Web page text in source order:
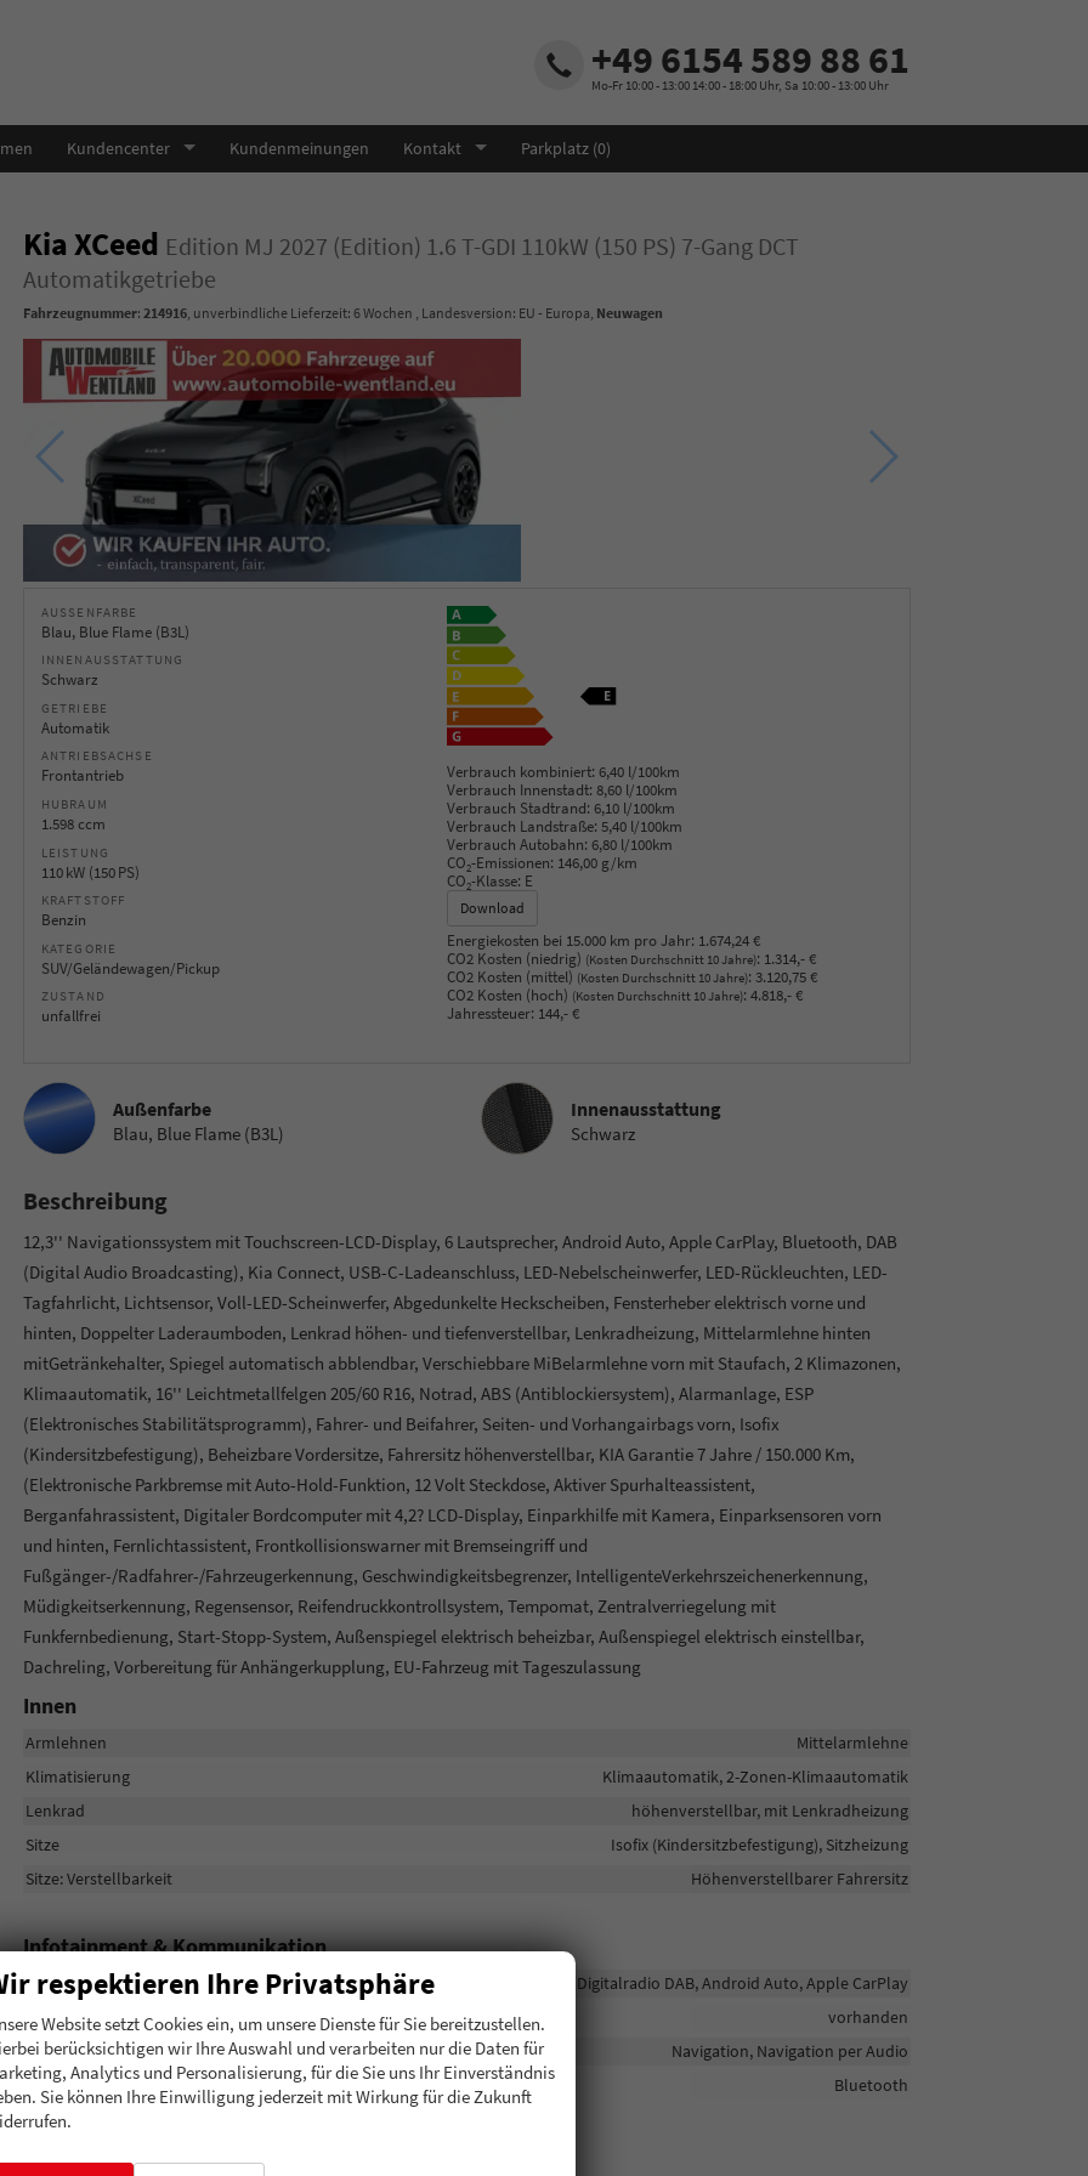
+49 6154 589 88 61
Mo-Fr 10:00 - 13:00 14:00 - 18:00 Uhr, Sa 10:00 - 13:00 Uhr
Kundencenter Kundenmeinungen Kontakt Parkplatz (0)
Kia XCeed Edition MJ 2027 (Edition) 1.6 T-GDI 110kW (150 PS) 7-Gang DCT
Automatikgetriebe
Fahrzeugnummer: 214916, unverbindliche Lieferzeit: 6 Wochen , Landesversion: EU - Europa, Neuwagen
AUSSENFARBE
Blau, Blue Flame (B3L)
INNENAUSSTATTUNG
Schwarz
GETRIEBE
Automatik
ANTRIEBSACHSE
Frontantrieb
HUBRAUM
1.598 ccm
LEISTUNG
110 kW (150 PS)
KRAFTSTOFF
Benzin
KATEGORIE
SUV/Geländewagen/Pickup
ZUSTAND
unfallfrei
Verbrauch kombiniert: 6,40 l/100km
Verbrauch Innenstadt: 8,60 l/100km
Verbrauch Stadtrand: 6,10 l/100km
Verbrauch Landstraße: 5,40 l/100km
Verbrauch Autobahn: 6,80 l/100km
CO2-Emissionen: 146,00 g/km
CO2-Klasse: E
Download
Energiekosten bei 15.000 km pro Jahr: 1.674,24 €
CO2 Kosten (niedrig) (Kosten Durchschnitt 10 Jahre): 1.314,- €
CO2 Kosten (mittel) (Kosten Durchschnitt 10 Jahre): 3.120,75 €
CO2 Kosten (hoch) (Kosten Durchschnitt 10 Jahre): 4.818,- €
Jahressteuer: 144,- €
Außenfarbe
Blau, Blue Flame (B3L)
Innenausstattung
Innenausstattung
Schwarz
Beschreibung
12,3'' Navigationssystem mit Touchscreen-LCD-Display, 6 Lautsprecher, Android Auto, Apple CarPlay, Bluetooth, DAB
(Digital Audio Broadcasting), Kia Connect, USB-C-Ladeanschluss, LED-Nebelscheinwerfer, LED-Rückleuchten, LED-
Tagfahrlicht, Lichtsensor, Voll-LED-Scheinwerfer, Abgedunkelte Heckscheiben, Fensterheber elektrisch vorne und
hinten, Doppelter Laderaumboden, Lenkrad höhen- und tiefenverstellbar, Lenkradheizung, Mittelarmlehne hinten
mitGetränkehalter, Spiegel automatisch abblendbar, Verschiebbare MiBelarmlehne vorn mit Staufach, 2 Klimazonen,
Klimaautomatik, 16'' Leichtmetallfelgen 205/60 R16, Notrad, ABS (Antiblockiersystem), Alarmanlage, ESP
(Elektronisches Stabilitätsprogramm), Fahrer- und Beifahrer, Seiten- und Vorhangairbags vorn, Isofix
(Kindersitzbefestigung), Beheizbare Vordersitze, Fahrersitz höhenverstellbar, KIA Garantie 7 Jahre / 150.000 Km,
(Elektronische Parkbremse mit Auto-Hold-Funktion, 12 Volt Steckdose, Aktiver Spurhalteassistent,
Berganfahrassistent, Digitaler Bordcomputer mit 4,2? LCD-Display, Einparkhilfe mit Kamera, Einparksensoren vorn
und hinten, Fernlichtassistent, Frontkollisionswarner mit Bremseingriff und
Fußgänger-/Radfahrer-/Fahrzeugerkennung, Geschwindigkeitsbegrenzer, IntelligenteVerkehrszeichenerkennung,
Müdigkeitserkennung, Regensensor, Reifendruckkontrollsystem, Tempomat, Zentralverriegelung mit
Funkfernbedienung, Start-Stopp-System, Außenspiegel elektrisch beheizbar, Außenspiegel elektrisch einstellbar,
Dachreling, Vorbereitung für Anhängerkupplung, EU-Fahrzeug mit Tageszulassung
Innen
Armlehnen
Mittelarmlehne
Klimatisierung
Klimaautomatik, 2-Zonen-Klimaautomatik
Lenkrad
höhenverstellbar, mit Lenkradheizung
Sitze
Isofix (Kindersitzbefestigung), Sitzheizung
Sitze: Verstellbarkeit
Höhenverstellbarer Fahrersitz
Infotainment & Kommunikation
Audioanlage
Digitalradio DAB, Android Auto, Apple CarPlay
Bordcomputer
vorhanden
Navigationssystem
Navigation, Navigation per Audio
Telefon
Bluetooth
respektieren Ihre Privatsphäre
Website setzt Cookies ein, um unsere Dienste für Sie bereitzustellen.
berücksichtigen wir Ihre Auswahl und verarbeiten nur die Daten für
Analytics und Personalisierung, für die Sie uns Ihr Einverständnis
Sie können Ihre Einwilligung jederzeit mit Wirkung für die Zukunft